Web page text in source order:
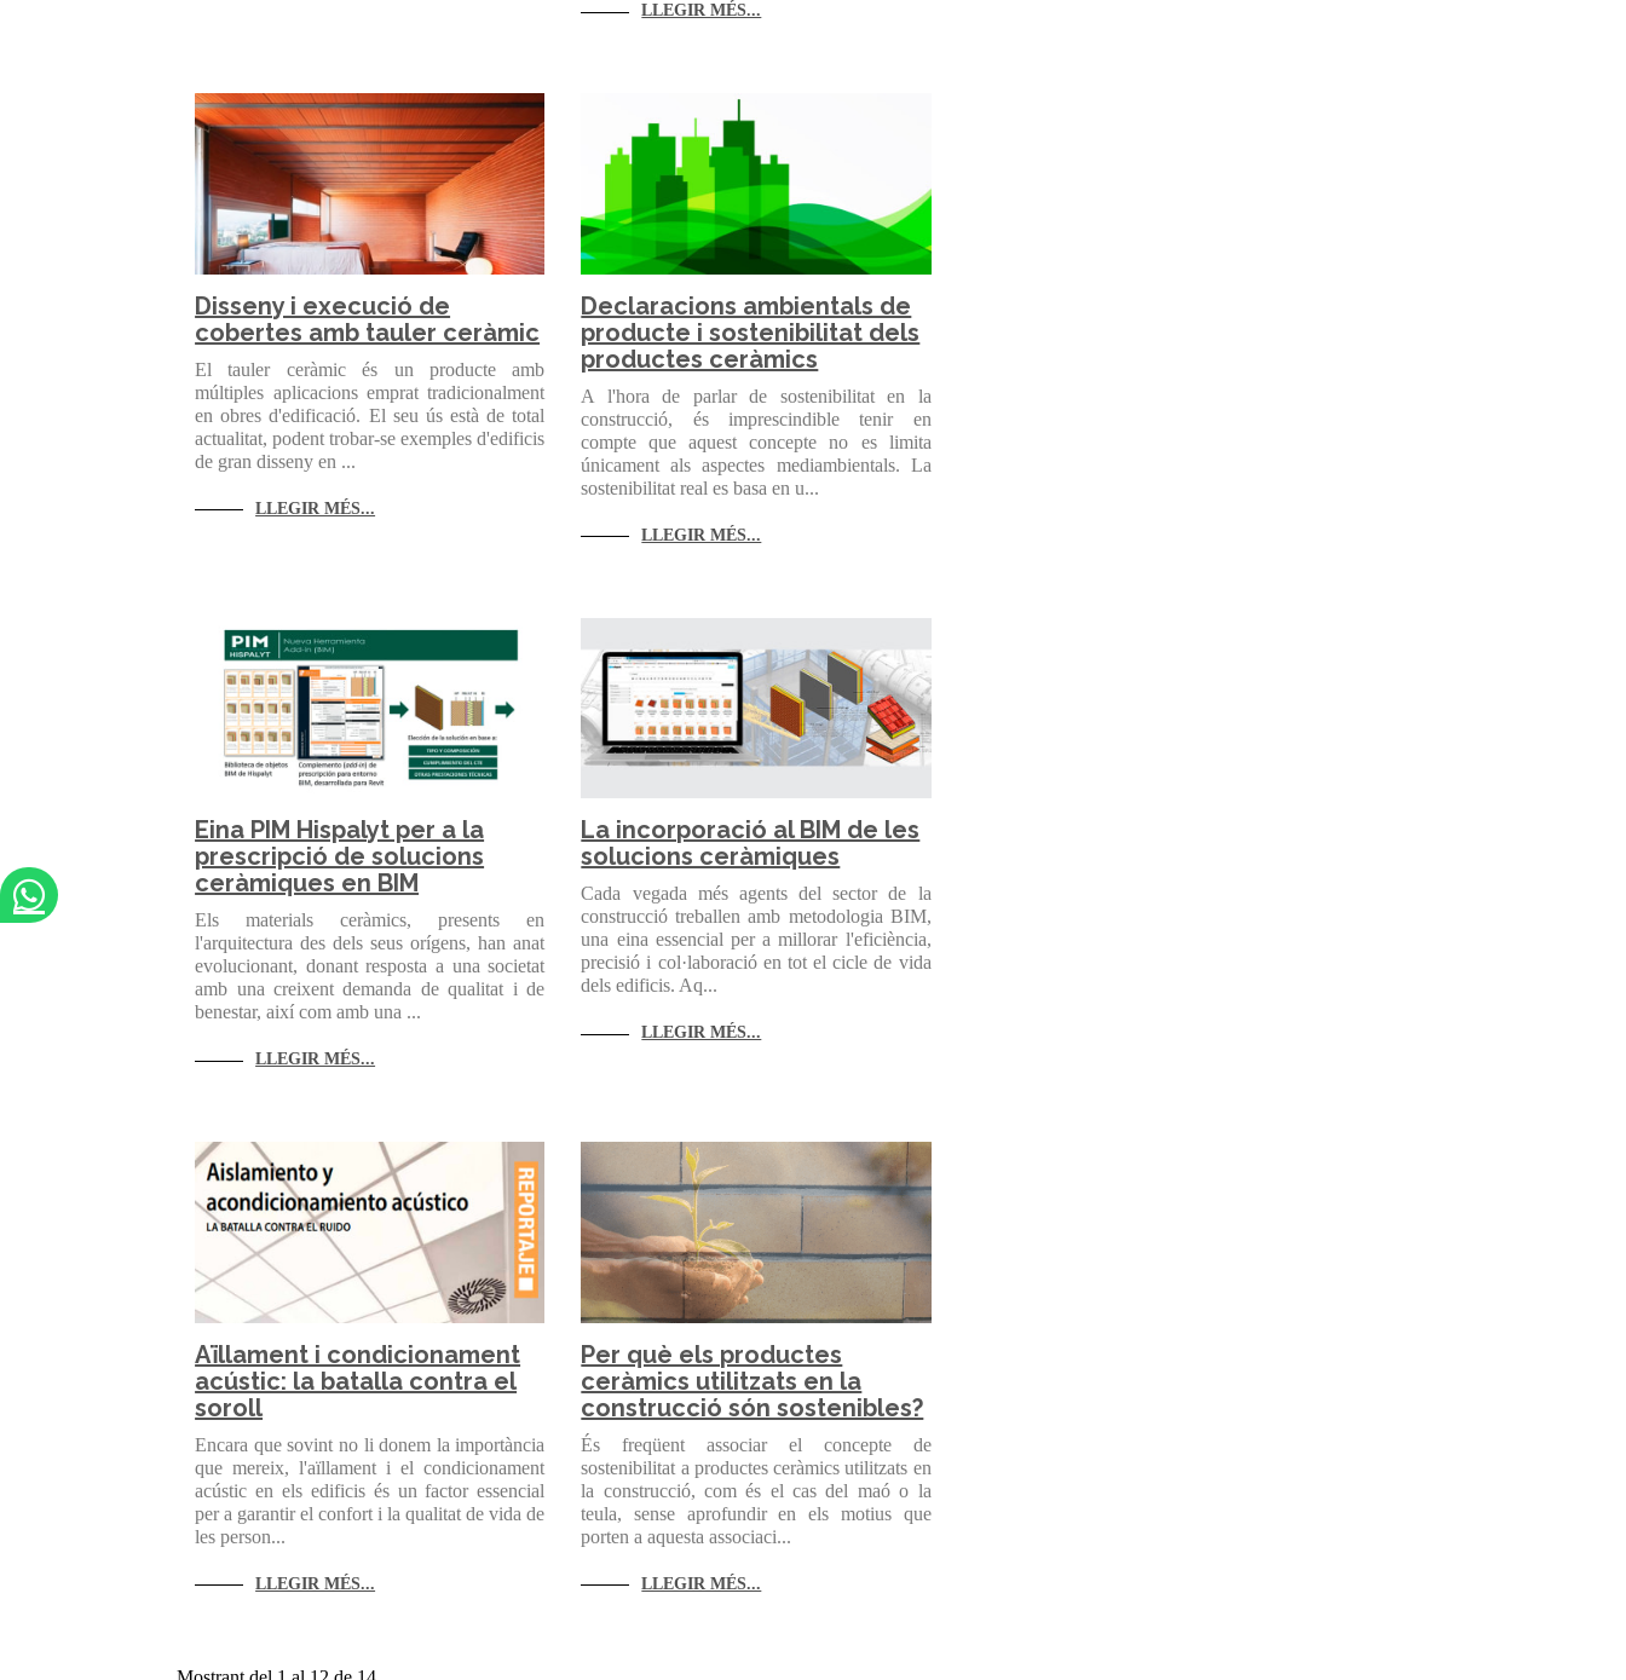
LLEGIR MÉS...
Disseny i execució de
cobertes amb tauler ceràmic
El tauler ceràmic és un producte amb
múltiples aplicacions emprat tradicionalment
en obres d'edificació. El seu ús està de total
actualitat, podent trobar-se exemples d'edificis
de gran disseny en ...
LLEGIR MÉS...
Declaracions ambientals de
producte i sostenibilitat dels
productes ceràmics
A l'hora de parlar de sostenibilitat en la
construcció, és imprescindible tenir en
compte que aquest concepte no es limita
únicament als aspectes mediambientals. La
sostenibilitat real es basa en u...
LLEGIR MÉS...
Eina PIM Hispalyt per a la
prescripció de solucions
ceràmiques en BIM
Els materials ceràmics, presents en
l'arquitectura des dels seus orígens, han anat
evolucionant, donant resposta a una societat
amb una creixent demanda de qualitat i de
benestar, així com amb una ...
LLEGIR MÉS...
La incorporació al BIM de les
solucions ceràmiques
Cada vegada més agents del sector de la
construcció treballen amb metodologia BIM,
una eina essencial per a millorar l'eficiència,
precisió i col·laboració en tot el cicle de vida
dels edificis. Aq...
LLEGIR MÉS...
Aïllament i condicionament
acústic: la batalla contra el
soroll
Encara que sovint no li donem la importància
que mereix, l'aïllament i el condicionament
acústic en els edificis és un factor essencial
per a garantir el confort i la qualitat de vida de
les person...
LLEGIR MÉS...
Per què els productes
ceràmics utilitzats en la
construcció són sostenibles?
És freqüent associar el concepte de
sostenibilitat a productes ceràmics utilitzats en
la construcció, com és el cas del maó o la
teula, sense aprofundir en els motius que
porten a aquesta associaci...
LLEGIR MÉS...